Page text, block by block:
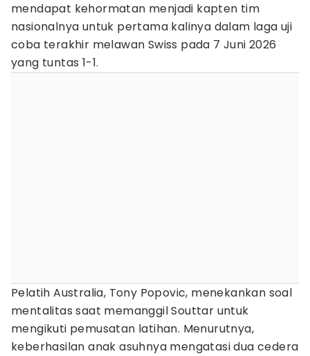
mendapat kehormatan menjadi kapten tim
nasionalnya untuk pertama kalinya dalam laga uji
coba terakhir melawan Swiss pada 7 Juni 2026
yang tuntas 1-1.
Pelatih Australia, Tony Popovic, menekankan soal
mentalitas saat memanggil Souttar untuk
mengikuti pemusatan latihan. Menurutnya,
keberhasilan anak asuhnya mengatasi dua cedera